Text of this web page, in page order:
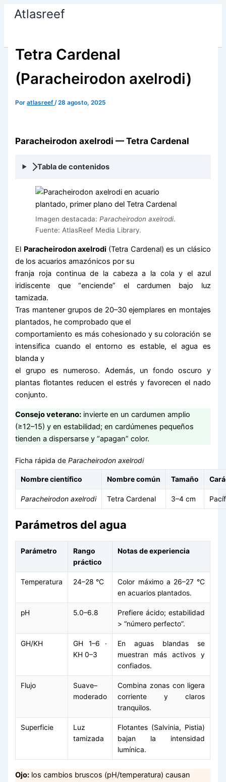
Atlasreef
Tetra Cardenal
(Paracheirodon axelrodi)
Poratlasreef/28 agosto, 2025
Paracheirodon axelrodi — Tetra Cardenal
Tabla de contenidos
Imagen destacada:Paracheirodon axelrodi.
Fuente: AtlasReef Media Library.
El Paracheirodon axelrodi (Tetra Cardenal) es un clásico
de los acuarios amazónicos por su
franja roja continua de la cabeza a la cola y el azul
iridiscente que “enciende” el cardumen bajo luz
tamizada.
Tras mantener grupos de 20–30 ejemplares en montajes
plantados, he comprobado que el
comportamiento es más cohesionado y su coloración se
intensifica cuando el entorno es estable, el agua es
blanda y
el grupo es numeroso. Además, un fondo oscuro y
plantas flotantes reducen el estrés y favorecen el nado
conjunto.
Consejo veterano: invierte en un cardumen amplio
(≥12–15) y en estabilidad; en cardúmenes pequeños
tienden a dispersarse y “apagan” color.
Ficha rápida deParacheirodon axelrodi
Nombre científico Nombre común Tamaño
Paracheirodon axelrodi Tetra Cardenal 3–4 cm
Parámetros del agua
Parámetro
Rango
práctico
Notas de experiencia
Temperatura 24–28 °C
Color máximo a 26–27 °C
en acuarios plantados.
pH 5.0–6.8
Prefiere ácido; estabilidad
> “número perfecto”.
GH/KH
GH 1–6 ·
KH 0–3
En aguas blandas se
muestran más activos y
confiados.
Flujo
Suave–
moderado
Combina zonas con ligera
corriente y claros
tranquilos.
Superficie
Luz
tamizada
Flotantes (Salvinia, Pistia)
bajan la intensidad
lumínica.
Ojo: los cambios bruscos (pH/temperatura) causan